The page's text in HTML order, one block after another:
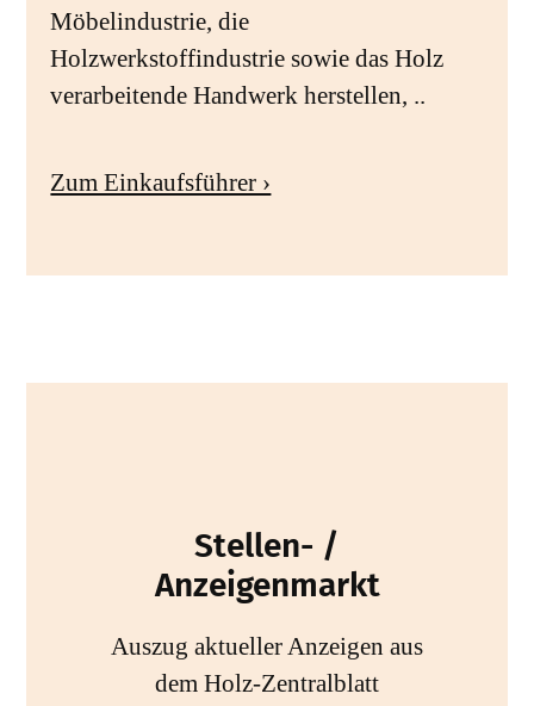
Möbelindustrie, die
Holzwerkstoffindustrie sowie das Holz
verarbeitende Handwerk herstellen, ..
Zum Einkaufsführer ›
Stellen- /
Anzeigenmarkt
Auszug aktueller Anzeigen aus
dem Holz-Zentralblatt